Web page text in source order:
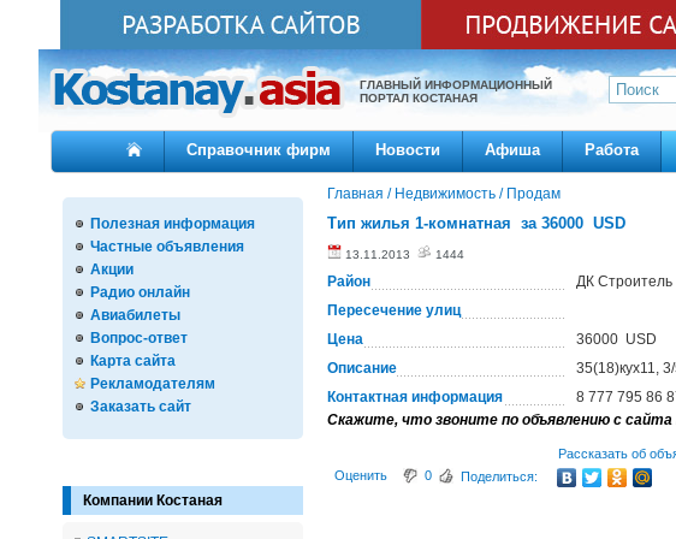
ГЛАВНЫЙ ИНФОРМАЦИОННЫЙ
ПОРТАЛ КОСТАНАЯ
Справочник фирм Новости Афиша Работа
Полезная информация
Частные объявления
Акции
Радио онлайн
Авиабилеты
Вопрос-ответ
Карта сайта
Рекламодателям
Заказать сайт
Компании Костаная
Главная / Недвижимость / Продам
Тип жилья 1-комнатная за 36000 USD
13.11.2013 1444
Район
ДК Строитель
Пересечение улиц
Цена
36000 USD
Описание
35(18)кух11,
Контактная информация
8 777 795 86
Скажите, что звоните по объявлению с сайта
Рассказать об
Оценить
0 Поделиться: